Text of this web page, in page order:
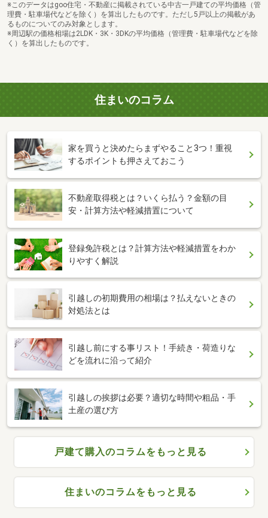
※このデータはgoo住宅・不動産に掲載されている中古一戸建ての平均価格（管
理費・駐車場代などを除く）を算出したものです。ただし5戸以上の掲載があ
るものについてのみ対象とします。
※周辺駅の価格相場は2LDK・3K・3DKの平均価格（管理費・駐車場代などを除
く）を算出したものです。
住まいのコラム
家を買うと決めたらまずやること3つ！重視
するポイントも押さえておこう
不動産取得税とは？いくら払う？金額の目
安・計算方法や軽減措置について
登録免許税とは？計算方法や軽減措置をわか
りやすく解説
引越しの初期費用の相場は？払えないときの
対処法とは
引越し前にする事リスト！手続き・荷造りな
どを流れに沿って紹介
引越しの挨拶は必要？適切な時間や粗品・手
土産の選び方
戸建て購入のコラムをもっと見る
住まいのコラムをもっと見る